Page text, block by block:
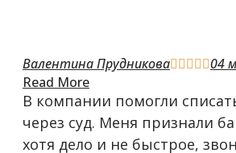
Валентина Прудникова    04
Read More
В компании помогли
через суд. Меня признали
хотя дело и не быстрое,